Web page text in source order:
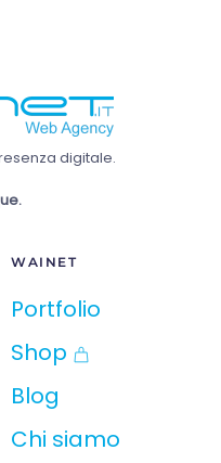
digitale.
WAINET
Portfolio
Shop
Blog
Chi siamo